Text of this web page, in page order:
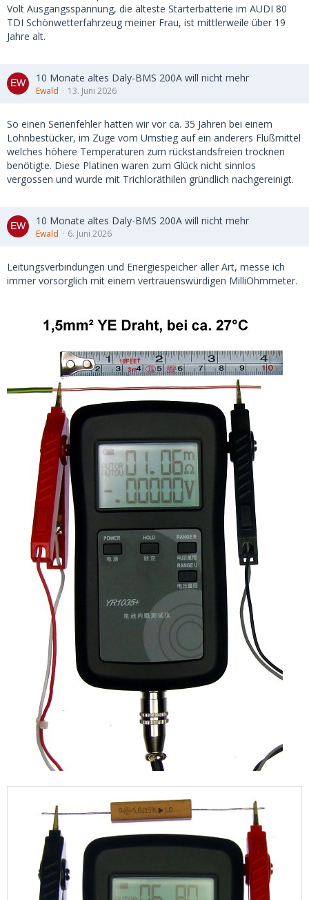
Volt Ausgangsspannung, die älteste Starterbatterie im AUDI 80
TDI Schönwetterfahrzeug meiner Frau, ist mittlerweile über 19
Jahre alt.
10 Monate altes Daly-BMS 200A will nicht mehr
Ewald 13. Juni 2026
So einen Serienfehler hatten wir vor ca. 35 Jahren bei einem
Lohnbestücker, im Zuge vom Umstieg auf ein anderers Flußmittel
welches höhere Temperaturen zum rückstandsfreien trocknen
benötigte. Diese Platinen waren zum Glück nicht sinnlos
vergossen und wurde mit Trichloräthilen gründlich nachgereinigt.
10 Monate altes Daly-BMS 200A will nicht mehr
Ewald 6. Juni 2026
Leitungsverbindungen und Energiespeicher aller Art, messe ich
immer vorsorglich mit einem vertrauenswürdigen MilliOhmmeter.